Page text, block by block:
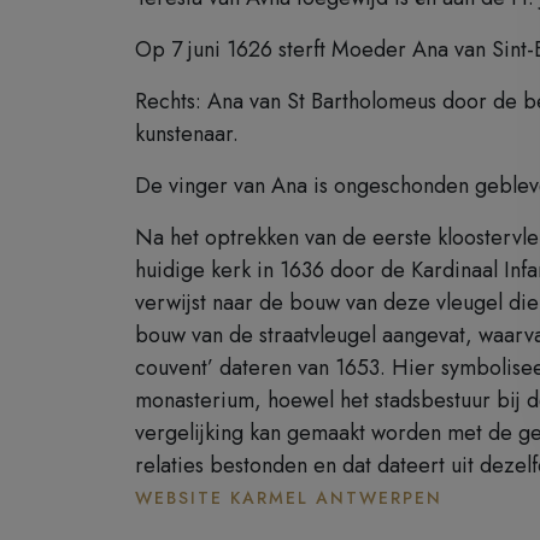
Op 7 juni 1626 sterft Moeder Ana van
Rechts: Ana van St Bartholomeus door de
kunstenaar.
De vinger van Ana is ongeschonden
Na het optrekken van de eerste
huidige kerk in 1636 door de Kardinaal
verwijst naar de bouw van deze vleugel
bouw van de straatvleugel aangevat,
couvent’ dateren van 1653. Hier
monasterium, hoewel het stadsbestuur bij
vergelijking kan gemaakt worden met de
relaties bestonden en dat dateert uit
WEBSITE KARMEL ANTWERPEN